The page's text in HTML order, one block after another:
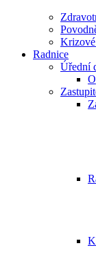
Krizové
Radnice
Úřední